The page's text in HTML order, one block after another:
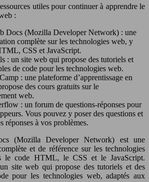
utiles pour continuer à apprendre le
:
Docs (Mozilla Developer Network) : une
complète sur les technologies web, y
CSS et JavaScript.
: un site web qui propose des tutoriels et
de code pour les technologies web.
: une plateforme d’apprentissage en
des cours gratuits sur le
web.
: un forum de questions-réponses pour
Vous pouvez y poser des questions et
réponses à vos problèmes.
(Mozilla Developer Network) est une
et de référence sur les technologies
le code HTML, le CSS et le JavaScript.
site web qui propose des tutoriels et des
pour les technologies web, adaptés aux